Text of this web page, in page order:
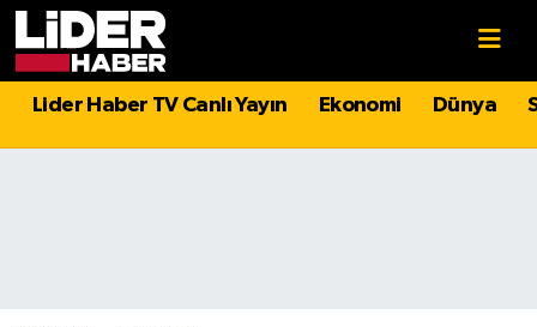
Lider Haber TV Canlı Yayın Ekonomi Dünya
Politika
Hava Durumu